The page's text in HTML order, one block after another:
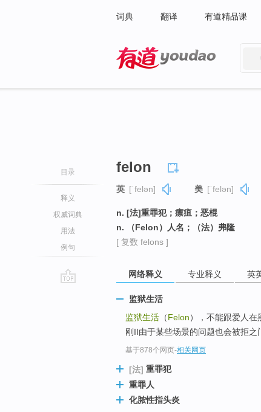
词典 翻译 有道精品课
目录
释义
权威词典
用法
例句
felon
英 [ˈfelən] 美 [ˈfelən]
n. [法]重罪犯；瘭疽；恶棍
n. （Felon）人名；（法）弗隆
[ 复数 felons ]
网络释义 专业释义 英
监狱生活
监狱生活 （Felon），不能跟爱人在
刚II由于某些场景的问题也会被拒之
基于878个网页-相关网页
[法] 重罪犯
重罪人
化脓性指头炎